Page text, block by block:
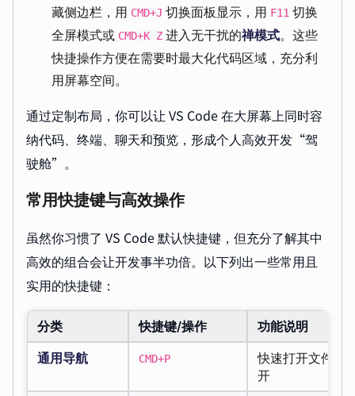
藏侧边栏，用 CMD+J 切换面板显示，用 F11 切换
全屏模式或 CMD+K Z 进入无干扰的禅模式。这些
快捷操作方便在需要时最大化代码区域，充分利
用屏幕空间。
通过定制布局，你可以让 VS Code 在大屏幕上同时容
纳代码、终端、聊天和预览，形成个人高效开发“驾
驶舱”。
常用快捷键与高效操作
虽然你习惯了 VS Code 默认快捷键，但充分了解其中
高效的组合会让开发事半功倍。以下列出一些常用且
实用的快捷键：
分类 快捷键/操作
功能说明
通用导航
CMD+P
快速打开文件，
开